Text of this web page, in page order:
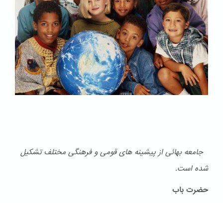
جامعه بهائی از پیشینه های قومی و فرهنگی مختلف تشكیل
شده است.
حضرت باب